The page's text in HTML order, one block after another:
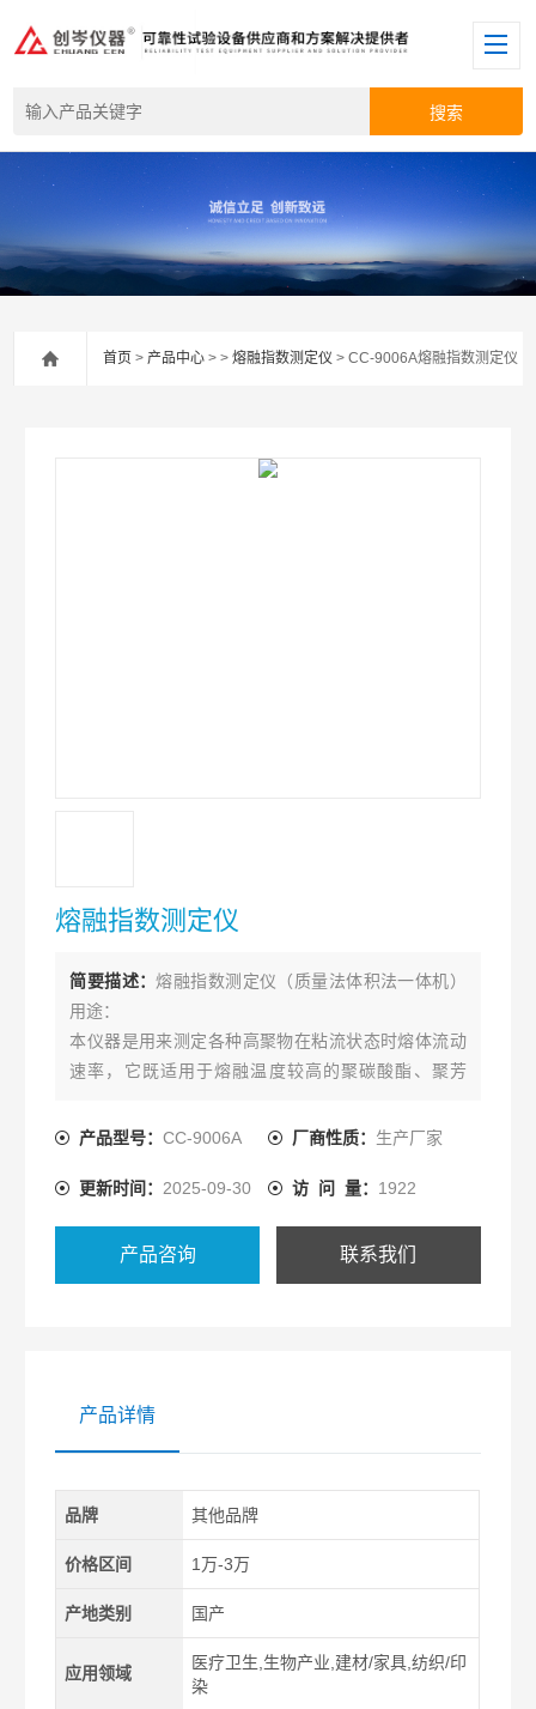
首页 >产品中心 > >熔融指数测定仪 > CC-9006A熔融指数测定仪
熔融指数测定仪
简要描述：熔融指数测定仪（质量法体积法一体机）
用途：
本仪器是用来测定各种高聚物在粘流状态时熔体流动
速率，它既适用于熔融温度较高的聚碳酸酯、聚芳
乙烯、聚丙烯、ABS树脂、聚甲醛树脂等熔融温度较
石油化工等行业以及有关院校、科研单位和商检部
产品型号：CC-9006A 厂商性质： 生产厂家
更新时间： 2025-09-30 访 问 量： 1922
产品咨询 联系我们
产品详情
品牌 其他品牌
价格区间 1万-3万
产地类别 国产
应用领域
医疗卫生,生物产业,建材/家具,纺织/印
染